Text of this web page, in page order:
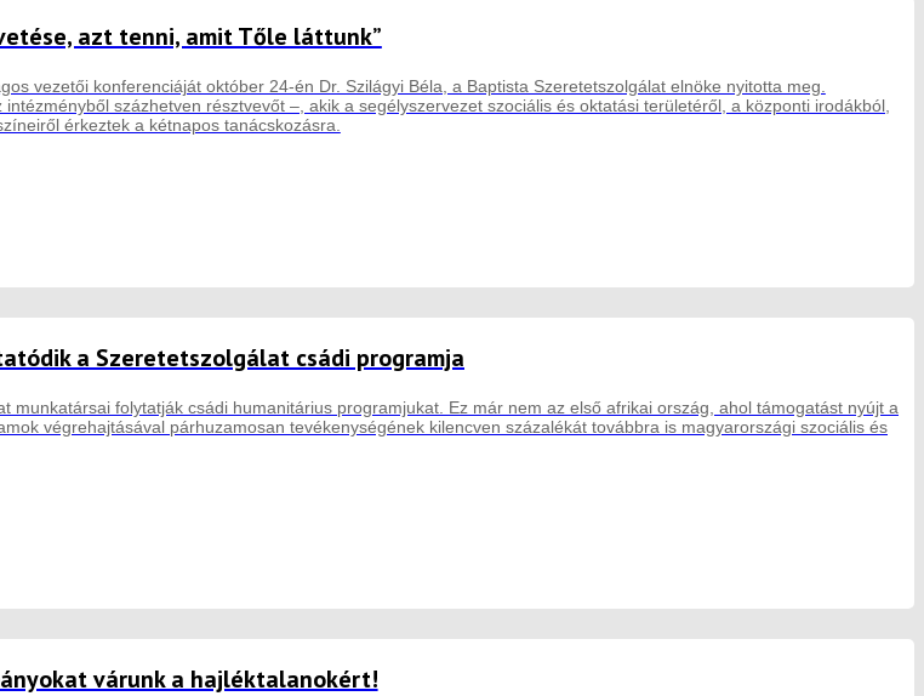
azt tenni, amit Tőle láttunk”
vezetői konferenciáját október 24-én Dr. Szilágyi Béla, a Baptista Szeretetszolgálat elnöke nyitotta meg.
százhetven résztvevőt –, akik a segélyszervezet szociális és oktatási területéről, a központi irodákból,
érkeztek a kétnapos tanácskozásra.
a Szeretetszolgálat csádi programja
munkatársai folytatják csádi humanitárius programjukat. Ez már nem az első afrikai ország, ahol támogatást nyújt a
végrehajtásával párhuzamosan tevékenységének kilencven százalékát továbbra is magyarországi szociális és
várunk a hajléktalanokért!